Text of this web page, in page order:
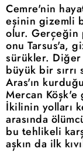
Cemre'nin
eşinin gizemli
olur. Gerçeğin
onu Tarsus'a,
sürükler.
büyük bir sırrı
Aras'ın
Mercan Köşk'e
İkilinin yolları
arasında
bu tehlikeli
aşkın da ilk